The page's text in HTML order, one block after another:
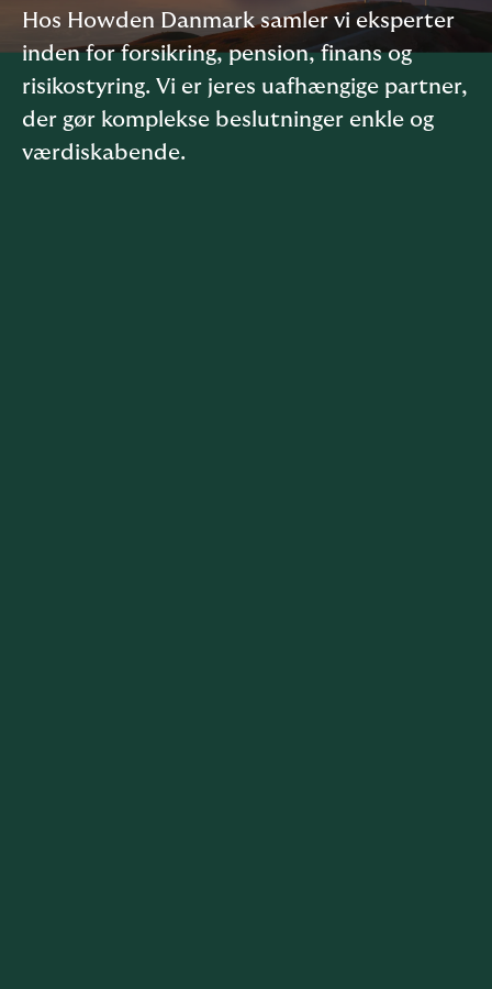
Hos Howden Danmark samler vi eksperter
inden for forsikring, pension, finans og
risikostyring. Vi er jeres uafhængige partner,
der gør komplekse beslutninger enkle og
værdiskabende.